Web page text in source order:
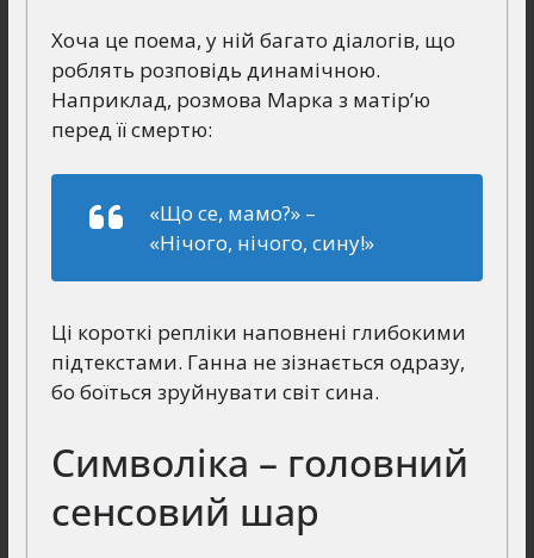
Хоча це поема, у ній багато діалогів, що
роблять розповідь динамічною.
Наприклад, розмова Марка з матір’ю
перед її смертю:
«Що се, мамо?» –
«Нічого, нічого, сину!»
Ці короткі репліки наповнені глибокими
підтекстами. Ганна не зізнається одразу,
бо боїться зруйнувати світ сина.
Символіка – головний
сенсовий шар